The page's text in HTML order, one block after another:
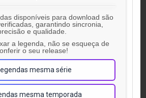
disponíveis para download são
garantindo sincronia,
e qualidade.
a legenda, não se esqueça de
o seu release!
mesma série
mesma temporada